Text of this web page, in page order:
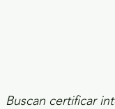
Buscan certificar